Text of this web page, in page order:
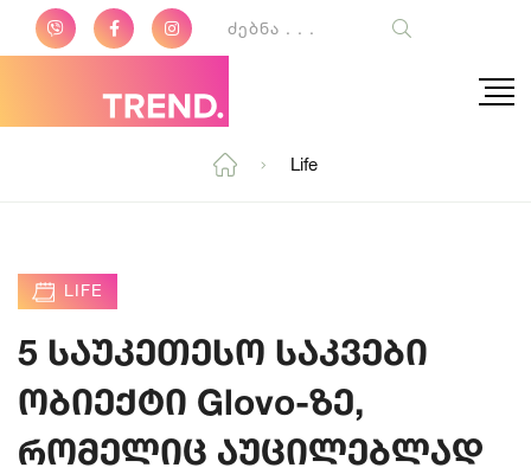
Life
LIFE
5 საუკეთესო საკვები
ობიექტი Glovo-ზე,
რომელიც აუცილებლად